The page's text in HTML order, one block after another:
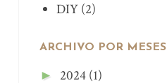
DIY (2)
ARCHIVO POR MESES
► 2024 (1)